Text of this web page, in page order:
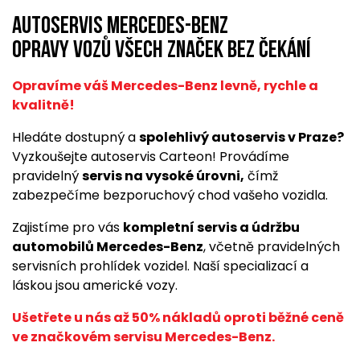
Autoservis Mercedes-Benz
opravy vozů všech značek bez čekání
Opravíme váš Mercedes-Benz levně, rychle a
kvalitně!
Hledáte dostupný aspolehlivý autoservis v Praze?
Vyzkoušejte autoservis Carteon! Provádíme
pravidelnýservis na vysoké úrovni, čímž
zabezpečíme bezporuchový chod vašeho vozidla.
Zajistíme pro vás kompletní servis a údržbu
automobilů Mercedes-Benz, včetně pravidelných
servisních prohlídek vozidel. Naší specializací a
láskou jsou americké vozy.
Ušetřete u nás až 50% nákladů oproti běžné ceně
ve značkovém servisu Mercedes-Benz.